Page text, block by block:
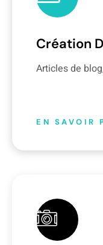
Création
Articles de
EN SAVOIR